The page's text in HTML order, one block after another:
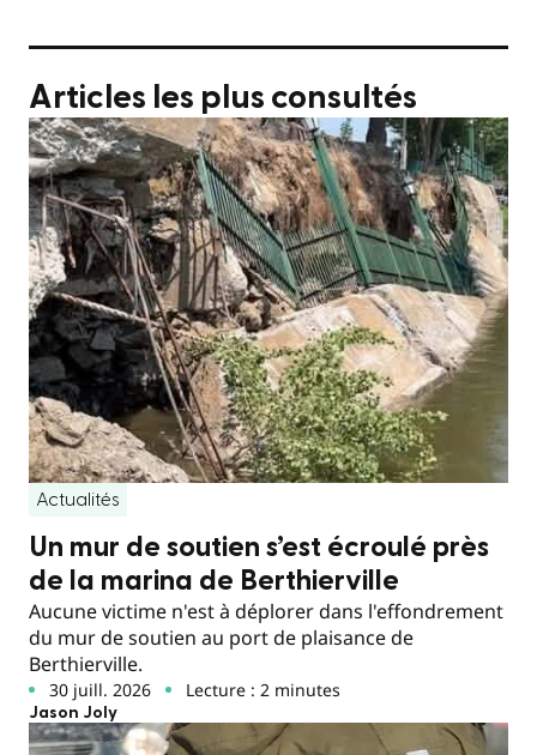
Articles les plus consultés
Actualités
Un mur de soutien s’est écroulé près
de la marina de Berthierville
Aucune victime n'est à déplorer dans l'effondrement
du mur de soutien au port de plaisance de
Berthierville.
30 juill. 2026 Lecture : 2 minutes
Jason Joly